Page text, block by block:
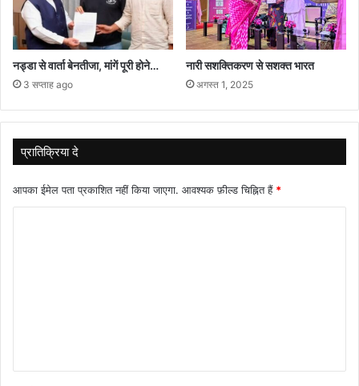
नड्डा से वार्ता बेनतीजा, मांगें पूरी होने…
3 सप्ताह ago
नारी सशक्तिकरण से सशक्त भारत
अगस्त 1, 2025
प्रातिक्रिया दे
आपका ईमेल पता प्रकाशित नहीं किया जाएगा. आवश्यक फ़ील्ड चिह्नित हैं *